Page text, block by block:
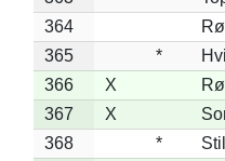
364
365
*
366
X
367
X
368
*